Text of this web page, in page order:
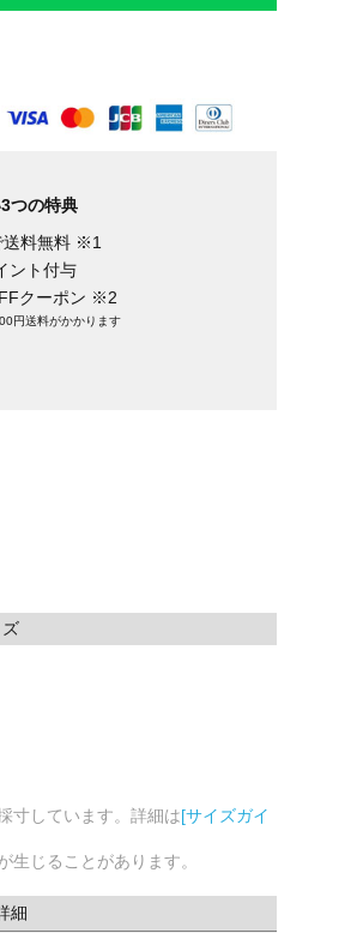
つの特典
送料無料 ※1
ント付与
クーポン ※2
円送料がかかります
寸しています。詳細は[サイズガイ
生じることがあります。
細